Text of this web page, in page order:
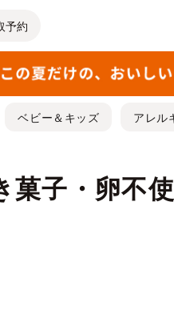
予約
ベビー＆キッズ アレル
子・卵不使